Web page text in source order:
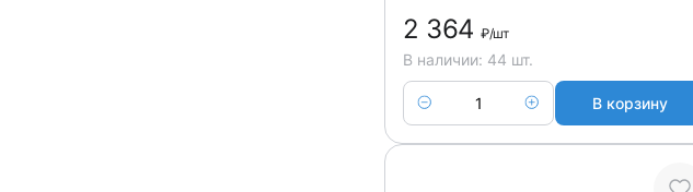
2 364₽/шт
В наличии: 44 шт.
В корзину